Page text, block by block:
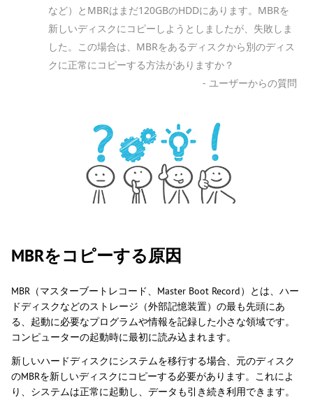
など）とMBRはまだ120GBのHDDにあります。MBRを
新しいディスクにコピーしようとしましたが、失敗しま
した。この場合は、MBRをあるディスクから別のディス
クに正常にコピーする方法がありますか？
- ユーザーからの質問
MBRをコピーする原因
MBR（マスターブートレコード、Master Boot Record）とは、ハー
ドディスクなどのストレージ（外部記憶装置）の最も先頭にあ
る、起動に必要なプログラムや情報を記録した小さな領域です。
コンピューターの起動時に最初に読み込まれます。
新しいハードディスクにシステムを移行する場合、元のディスク
のMBRを新しいディスクにコピーする必要があります。これによ
り、システムは正常に起動し、データも引き続き利用できます。